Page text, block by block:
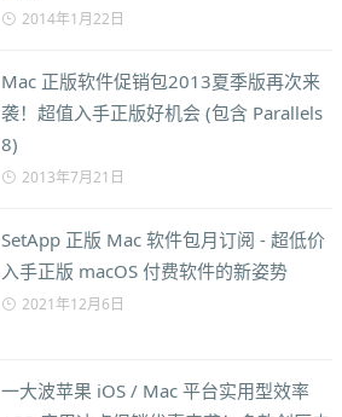
2014年1月22日
Mac 正版软件促销包2013夏季版再次来
袭！超值入手正版好机会 (包含 Parallels
8)
2013年7月21日
SetApp 正版 Mac 软件包月订阅 - 超低价
入手正版 macOS 付费软件的新姿势
2021年12月6日
一大波苹果 iOS / Mac 平台实用型效率